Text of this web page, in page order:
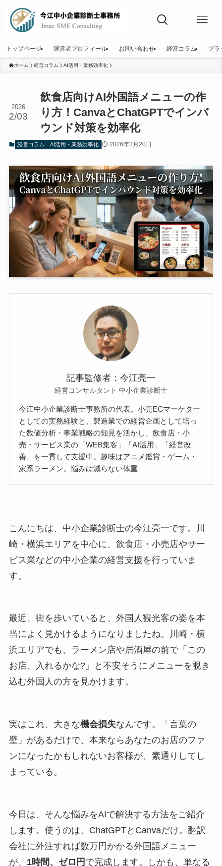
トップページ 運営者プロフィール お問い合わせ 経営コラム プラ
ホーム 経営コラム AI活用・業務効率化
飲食店向けAI外国語メニューの作
り方！CanvaとChatGPTでインバ
ウンド対策を効率化
2026
2/03
経営コラム AI活用・業務効率化 2026年3月20日
記事監修者：今江亮一
経営コンサルタント 中小企業診断士
今江中小企業診断士事務所の代表。小売ECマーケター
としての実務経験と、製造業での経営企画として培っ
た数値分析・事業戦略の知見を活かし、飲食店・小
売・サービス業の「WEB集客」「AI活用」「経営改
善」を一貫して支援中。趣味はアニメ鑑賞・ゲーム・
家系ラーメン。悩みは減らない体重
こんにちは、中小企業診断士の今江亮一です。川
崎・横浜エリアを中心に、飲食店・小売店やサー
ビス業などの中小企業の経営支援を行っていま
す。
最近、街を歩いていると、外国人観光客の姿を本
当によく見かけるようになりましたね。川崎・横
浜エリアでも、ラーメン店や居酒屋の前で「この
お店、入れるかな?」と不安そうにメニューを覗き
込む外国人の方を見かけます。
実はこれ、大きな機会損失なんです。「言葉の
壁」があるだけで、本来ならあなたのお店のファ
ンになったかもしれないお客様が、素通りしてし
まっている。
今日は、そんな悩みをAIで解決する方法をご紹介
します。使うのは、ChatGPTとCanvaだけ。翻訳
会社に外注すれば数万円かかる外国語メニュー
が、 1時間、ゼロ円 で完成します。しかも、単なる